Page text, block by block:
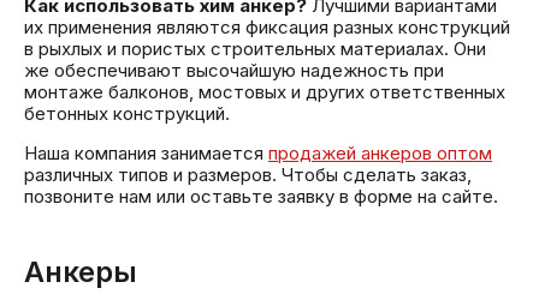
Как использовать хим анкер? Лучшими вариантами
их применения являются фиксация разных конструкций
в рыхлых и пористых строительных материалах. Они
же обеспечивают высочайшую надежность при
монтаже балконов, мостовых и других ответственных
бетонных конструкций.
Наша компания занимается продажей анкеров оптом
различных типов и размеров. Чтобы сделать заказ,
позвоните нам или оставьте заявку в форме на сайте.
Анкеры